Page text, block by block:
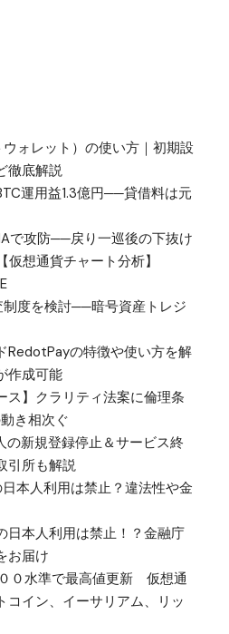
ォレット）の使い方｜初期設
徹底解説
運用益1.3億円──貸借料は元
で攻防──戻り一巡後の下抜け
想通貨チャート分析】
制度を検討──暗号資産トレジ
RedotPayの特徴や使い方を解
作成可能
ス】クラリティ法案に倫理条
き相次ぐ
新規登録停止＆サービス終
引所も解説
日本人利用は禁止？違法性や金
日本人利用は禁止！？金融庁
お届け
０水準で最高値更新 仮想通
コイン、イーサリアム、リッ